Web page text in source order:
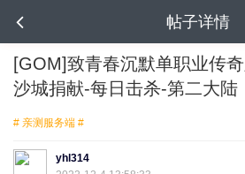
帖子详情
[GOM]致青春沉默单职业传
沙城捐献-每日击杀-第二大陆
# 亲测服务端 #
yhl314